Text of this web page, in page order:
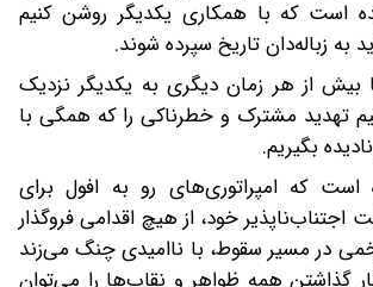
است که با همکاری یکدیگر روشن کنیم
به زباله‌دان تاریخ سپرده شوند.
بیش از هر زمان دیگری به یکدیگر نزدیک
تهدید مشترک و خطرناکی را که همگی با
بگیریم.
است که امپراتوری‌های رو به افول برای
اجتناب‌ناپذیر خود، از هیچ اقدامی فروگذار
در مسیر سقوط، با ناامیدی چنگ می‌زند
گذاشتن همه ظواهر و نقاب‌ها را می‌توان